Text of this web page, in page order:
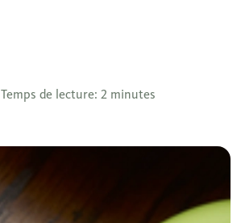
Temps de lecture: 2 minutes